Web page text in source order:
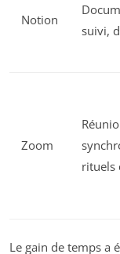
Notion
suivi,
Zoom
rituels
Le gain de temps a